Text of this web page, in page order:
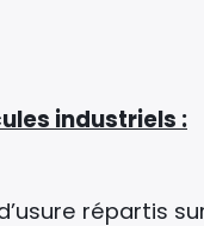
industriels :
répartis